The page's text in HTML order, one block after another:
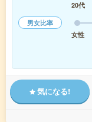
20代
男女比率
女性
気になる!